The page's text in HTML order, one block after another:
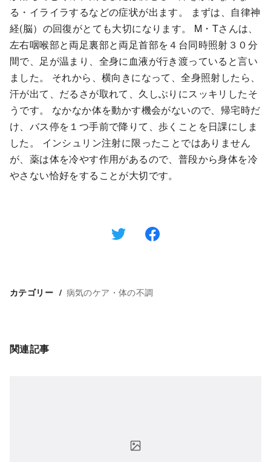
る・イライラするなどの症状が出ます。 まずは、自律神
経(脳）の回復がとても大切になります。 M・Tさんは、
左右咽喉部と両足裏部と両足首部を４台同時照射３０分
間で、足が温まり、全身に血液が行き渡っていると言い
ました。 それから、横向きになって、全身照射したら、
汗が出て、だるさが取れて、久しぶりにスッキリしたそ
うです。 なかなか体を動かす機会がないので、帰宅時だ
け、バス停を１つ手前で降りて、歩くことを日課にしま
した。 インシュリン注射に限ったことではありません
が、薬は体を冷やす作用があるので、普段から身体を冷
やさない恰好をすることが大切です。
カテゴリー 病気のケア・体の不調
関連記事